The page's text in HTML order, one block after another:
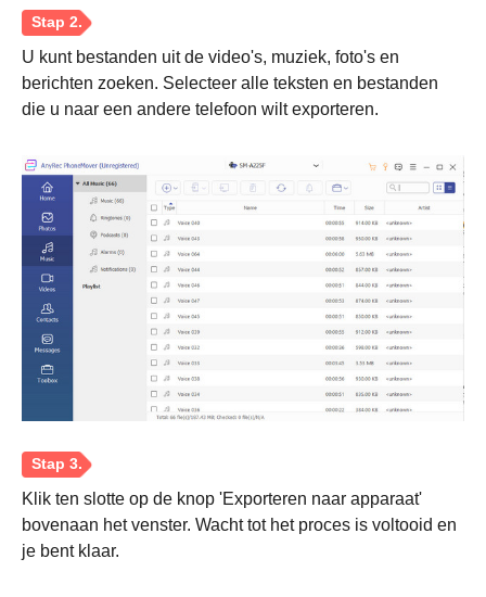
Stap 2.
U kunt bestanden uit de video's, muziek, foto's en
berichten zoeken. Selecteer alle teksten en bestanden
die u naar een andere telefoon wilt exporteren.
Klik ten slotte op de knop 'Exporteren naar apparaat'
bovenaan het venster. Wacht tot het proces is voltooid en
je bent klaar.